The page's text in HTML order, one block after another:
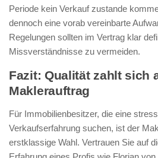
Periode kein Verkauf zustande
dennoch eine vorab vereinbarte
Regelungen sollten im Vertrag klar
Missverständnisse zu vermeiden.
Fazit: Qualität zahlt sich
Maklerauftrag
Für Immobilienbesitzer, die eine
Verkaufserfahrung suchen, ist der
erstklassige Wahl. Vertrauen Sie auf